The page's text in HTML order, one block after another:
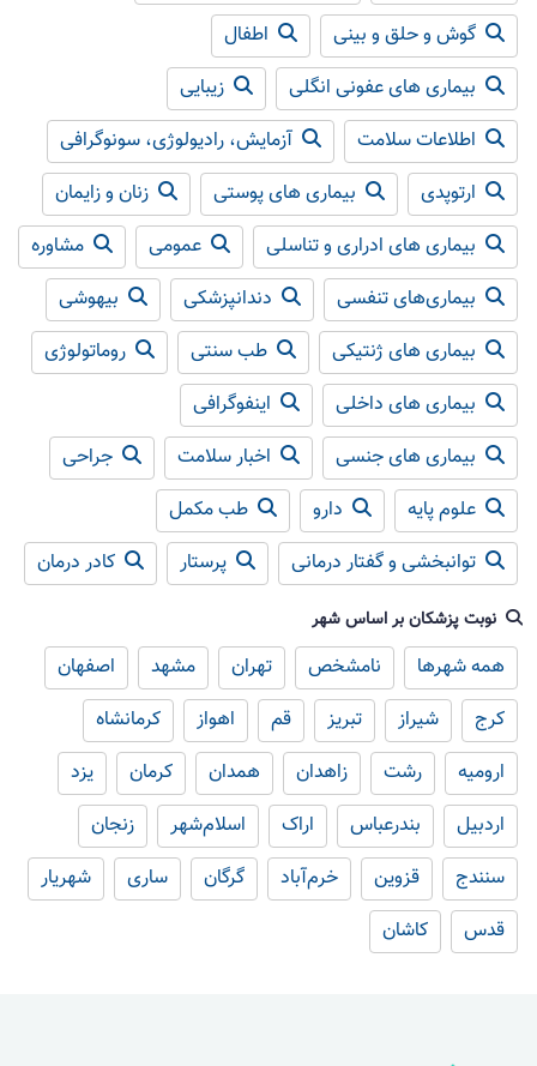
گوش و حلق و بینی
اطفال
بیماری های عفونی انگلی
زیبایی
اطلاعات سلامت
آزمایش، رادیولوژی، سونوگرافی
ارتوپدی
بیماری های پوستی
زنان و زایمان
بیماری های ادراری و تناسلی
عمومی
مشاوره
بیماری‌های تنفسی
دندانپزشکی
بیهوشی
بیماری های ژنتیکی
طب سنتی
روماتولوژی
بیماری های داخلی
اینفوگرافی
بیماری های جنسی
اخبار سلامت
جراحی
علوم پایه
دارو
طب مکمل
توانبخشی و گفتار درمانی
پرستار کادر درمان
نوبت پزشکان بر اساس شهر
همه شهرها نامشخص تهران مشهد
اصفهان
کرج
شیراز تبریز قم اهواز
کرمانشاه
ارومیه
رشت زاهدان همدان کرمان
یزد
اردبیل
بندرعباس اراک اسلام‌شهر
زنجان
سنندج
قزوین خرم‌آباد گرگان ساری
شهریار
قدس
کاشان